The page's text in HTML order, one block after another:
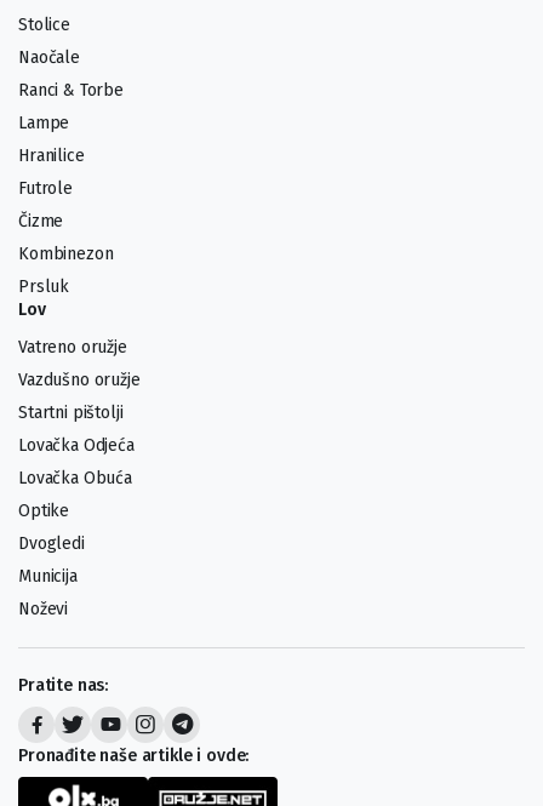
Stolice
Naočale
Ranci & Torbe
Lampe
Hranilice
Futrole
Čizme
Kombinezon
Prsluk
Lov
Vatreno oružje
Vazdušno oružje
Startni pištolji
Lovačka Odjeća
Lovačka Obuća
Optike
Dvogledi
Municija
Noževi
Pratite nas:
Pronađite naše artikle i ovde: